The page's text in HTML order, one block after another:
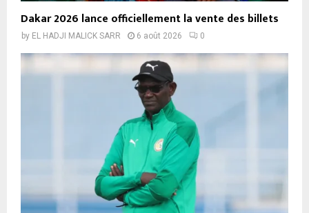
Dakar 2026 lance officiellement la vente des billets
by EL HADJI MALICK SARR 6 août 2026 0